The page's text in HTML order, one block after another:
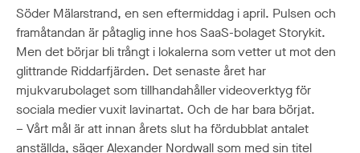
Söder Mälarstrand, en sen eftermiddag i april. Pulsen och
framåtandan är påtaglig inne hos SaaS-bolaget Storykit.
Men det börjar bli trångt i lokalerna som vetter ut mot den
glittrande Riddarfjärden. Det senaste året har
mjukvarubolaget som tillhandahåller videoverktyg för
sociala medier vuxit lavinartat. Och de har bara börjat.
– Vårt mål är att innan årets slut ha fördubblat antalet
anställda, säger Alexander Nordwall som med sin titel